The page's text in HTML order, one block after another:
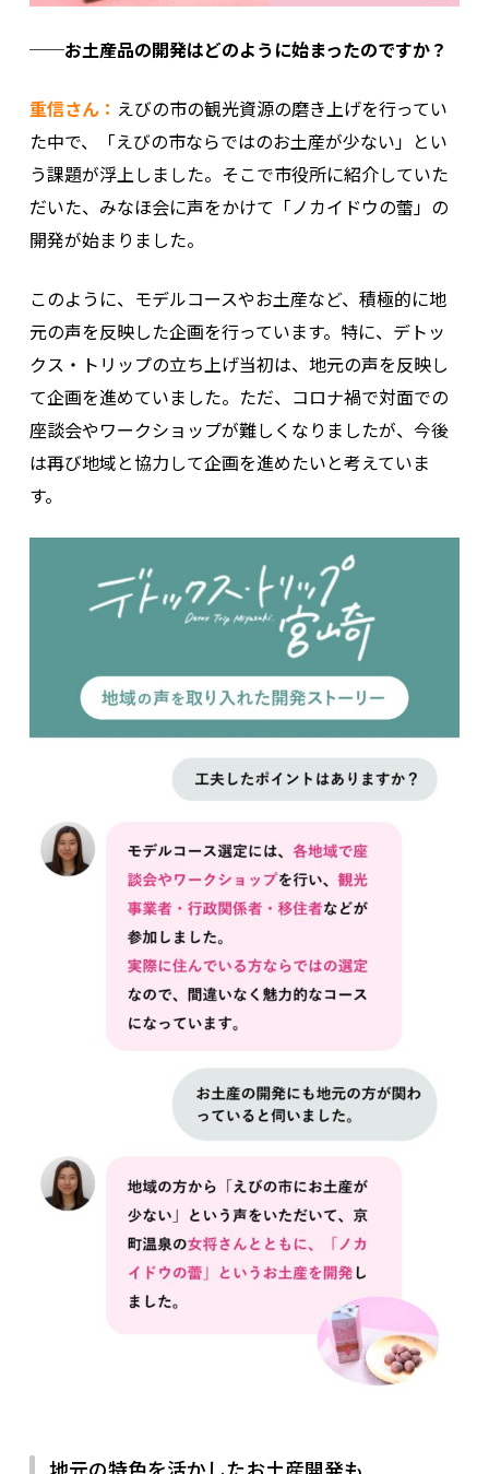
──お土産品の開発はどのように始まったのですか？
重信さん： えびの市の観光資源の磨き上げを行ってい
た中で、「えびの市ならではのお土産が少ない」とい
う課題が浮上しました。そこで市役所に紹介していた
だいた、みなほ会に声をかけて「ノカイドウの蕾」の
開発が始まりました。
このように、モデルコースやお土産など、積極的に地
元の声を反映した企画を行っています。特に、デトッ
クス・トリップの立ち上げ当初は、地元の声を反映し
て企画を進めていました。ただ、コロナ禍で対面での
座談会やワークショップが難しくなりましたが、今後
は再び地域と協力して企画を進めたいと考えていま
す。